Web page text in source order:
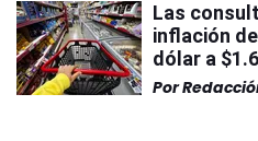
Las
inflación
dólar a
Por